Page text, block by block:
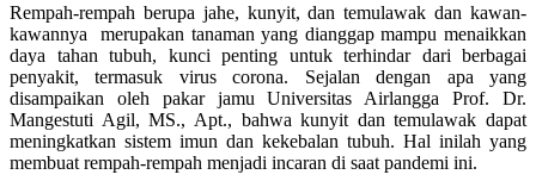
Rempah-rempah berupa jahe, kunyit, dan temulawak dan kawan-
kawannya merupakan tanaman yang dianggap mampu menaikkan
daya tahan tubuh, kunci penting untuk terhindar dari berbagai
penyakit, termasuk virus corona. Sejalan dengan apa yang
disampaikan oleh pakar jamu Universitas Airlangga Prof. Dr.
Mangestuti Agil, MS., Apt., bahwa kunyit dan temulawak dapat
meningkatkan sistem imun dan kekebalan tubuh. Hal inilah yang
membuat rempah-rempah menjadi incaran di saat pandemi ini.